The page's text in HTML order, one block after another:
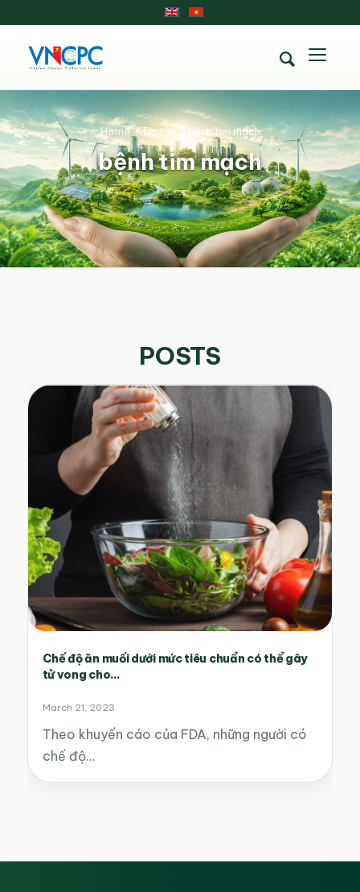
bệnh tim mạch
Home /Tin tức / bệnh tim mạch
POSTS
Chế độ ăn muối dưới mức tiêu chuẩn có thể gây
tử vong cho...
March 21, 2023
Theo khuyến cáo của FDA, những người có
chế độ…